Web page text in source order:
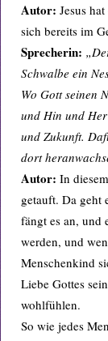
Autor: Jesus
sich bereits im
Sprecherin:
Schwalbe ein
Wo Gott seinen
und Hin und
und Zukunft.
dort
Autor: In
getauft. Da geht
fängt es an, und
werden, und
Menschenkind
Liebe Gottes
wohlfühlen.
So wie jedes